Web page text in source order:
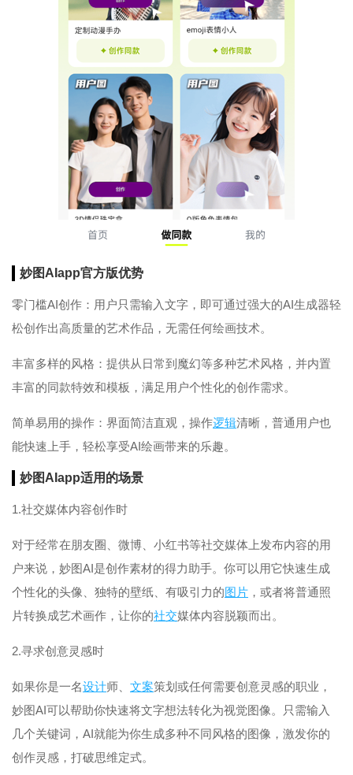
妙图AIapp官方版优势
零门槛AI创作：用户只需输入文字，即可通过强大的AI生成器轻
松创作出高质量的艺术作品，无需任何绘画技术。
丰富多样的风格：提供从日常到魔幻等多种艺术风格，并内置
丰富的同款特效和模板，满足用户个性化的创作需求。
简单易用的操作：界面简洁直观，操作逻辑清晰，普通用户也
能快速上手，轻松享受AI绘画带来的乐趣。
妙图AIapp适用的场景
1.社交媒体内容创作时
对于经常在朋友圈、微博、小红书等社交媒体上发布内容的用
户来说，妙图AI是创作素材的得力助手。你可以用它快速生成
个性化的头像、独特的壁纸、有吸引力的图片 ，或者将普通照
片转换成艺术画作，让你的社交媒体内容脱颖而出。
2.寻求创意灵感时
如果你是一名设计师、 文案策划或任何需要创意灵感的职业，
妙图AI可以帮助你快速将文字想法转化为视觉图像。只需输入
几个关键词，AI就能为你生成多种不同风格的图像，激发你的
创作灵感，打破思维定式。